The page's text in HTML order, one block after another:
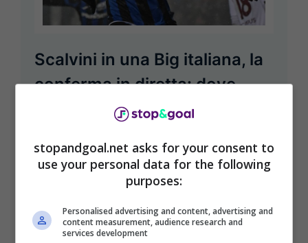
Scalvini in una Big italiana, la
conferma in diretta: dove
Il talento di Chiari rimane tra i prospetti più
interessanti del nostro campionato. Ecco
l’ennesimo ...
stopandgoal.net asks for your consent to
use your personal data for the following
purposes:
Personalised advertising and content, advertising and
content measurement, audience research and
services development